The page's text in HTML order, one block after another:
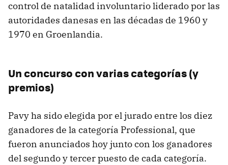
control de natalidad involuntario liderado por las
autoridades danesas en las décadas de 1960 y
1970 en Groenlandia.
Un concurso con varias categorías (y
premios)
Pavy ha sido elegida por el jurado entre los diez
ganadores de la categoría Professional, que
fueron anunciados hoy junto con los ganadores
del segundo y tercer puesto de cada categoría.